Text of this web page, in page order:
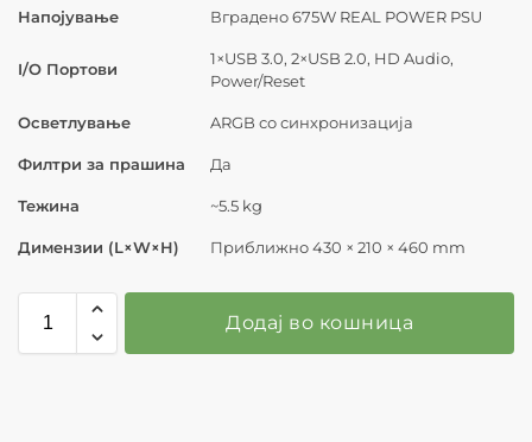
Напојување Вградено 675W REAL POWER PSU
I/O Портови
1×USB 3.0, 2×USB 2.0, HD Audio,
Power/Reset
Осветлување ARGB со синхронизација
Филтри за прашина Да
Тежина ~5.5 kg
Димензии (L×W×H) Приближно 430 × 210 × 460 mm
Додај во кошница